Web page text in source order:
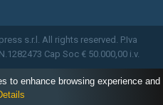
s.r.l. All rights reserved. P.Iva
Cap Soc € 50.000,00 i.v.
to enhance browsing experience and